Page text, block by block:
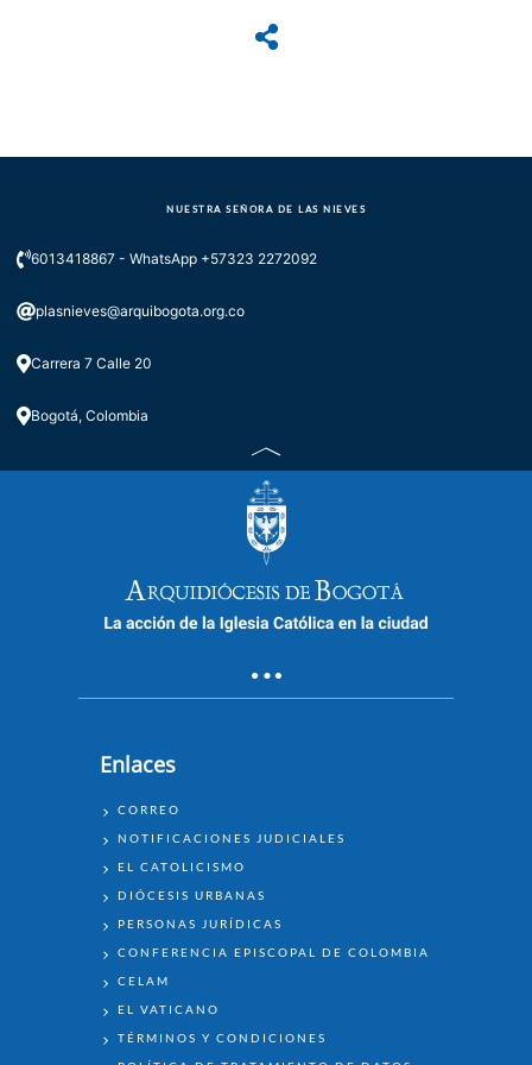
NUESTRA SEÑORA DE LAS NIEVES
6013418867 - WhatsApp +57323 2272092
plasnieves@arquibogota.org.co
Carrera 7 Calle 20
Bogotá, Colombia
Enlaces
ENLACES
CORREO
NOTIFICACIONES JUDICIALES
EL CATOLICISMO
DIÓCESIS URBANAS
PERSONAS JURÍDICAS
CONFERENCIA EPISCOPAL DE COLOMBIA
CELAM
EL VATICANO
TÉRMINOS Y CONDICIONES